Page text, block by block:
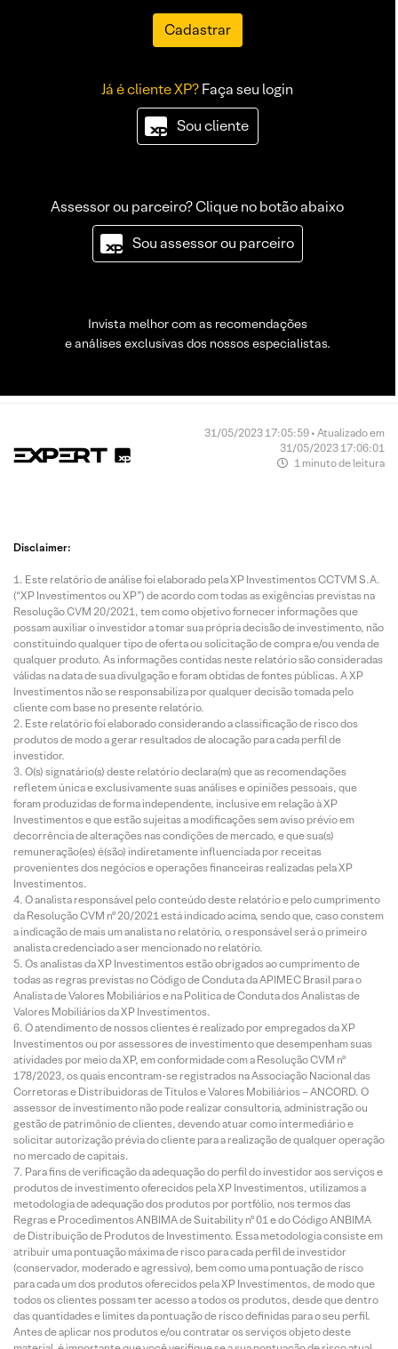
Cadastrar
Já é cliente XP?Faça seu login
Sou cliente
Assessor ou parceiro? Clique no botão abaixo
Sou assessor ou parceiro
Invista melhor com as recomendações
e análises exclusivas dos nossos especialistas.
31/05/2023 17:05:59 • Atualizado em
31/05/2023 17:06:01
1 minuto de leitura
Disclaimer:
Este relatório de análise foi elaborado pela XP Investimentos CCTVM S.A.
(“XP Investimentos ou XP”) de acordo com todas as exigências previstas na
Resolução CVM 20/2021, tem como objetivo fornecer informações que
possam auxiliar o investidor a tomar sua própria decisão de investimento, não
constituindo qualquer tipo de oferta ou solicitação de compra e/ou venda de
qualquer produto. As informações contidas neste relatório são consideradas
válidas na data de sua divulgação e foram obtidas de fontes públicas. A XP
Investimentos não se responsabiliza por qualquer decisão tomada pelo
cliente com base no presente relatório.
Este relatório foi elaborado considerando a classificação de risco dos
produtos de modo a gerar resultados de alocação para cada perfil de
investidor.
O(s) signatário(s) deste relatório declara(m) que as recomendações
refletem única e exclusivamente suas análises e opiniões pessoais, que
foram produzidas de forma independente, inclusive em relação à XP
Investimentos e que estão sujeitas a modificações sem aviso prévio em
decorrência de alterações nas condições de mercado, e que sua(s)
remuneração(es) é(são) indiretamente influenciada por receitas
provenientes dos negócios e operações financeiras realizadas pela XP
Investimentos.
O analista responsável pelo conteúdo deste relatório e pelo cumprimento
da Resolução CVM nº 20/2021 está indicado acima, sendo que, caso constem
a indicação de mais um analista no relatório, o responsável será o primeiro
analista credenciado a ser mencionado no relatório.
Os analistas da XP Investimentos estão obrigados ao cumprimento de
todas as regras previstas no Código de Conduta da APIMEC Brasil para o
Analista de Valores Mobiliários e na Política de Conduta dos Analistas de
Valores Mobiliários da XP Investimentos.
O atendimento de nossos clientes é realizado por empregados da XP
Investimentos ou por assessores de investimento que desempenham suas
atividades por meio da XP, em conformidade com a Resolução CVM nº
178/2023, os quais encontram-se registrados na Associação Nacional das
Corretoras e Distribuidoras de Títulos e Valores Mobiliários – ANCORD. O
assessor de investimento não pode realizar consultoria, administração ou
gestão de patrimônio de clientes, devendo atuar como intermediário e
solicitar autorização prévia do cliente para a realização de qualquer operação
no mercado de capitais.
Para fins de verificação da adequação do perfil do investidor aos serviços e
produtos de investimento oferecidos pela XP Investimentos, utilizamos a
metodologia de adequação dos produtos por portfólio, nos termos das
Regras e Procedimentos ANBIMA de Suitability nº 01 e do Código ANBIMA
de Distribuição de Produtos de Investimento. Essa metodologia consiste em
atribuir uma pontuação máxima de risco para cada perfil de investidor
(conservador, moderado e agressivo), bem como uma pontuação de risco
para cada um dos produtos oferecidos pela XP Investimentos, de modo que
todos os clientes possam ter acesso a todos os produtos, desde que dentro
das quantidades e limites da pontuação de risco definidas para o seu perfil.
Antes de aplicar nos produtos e/ou contratar os serviços objeto deste